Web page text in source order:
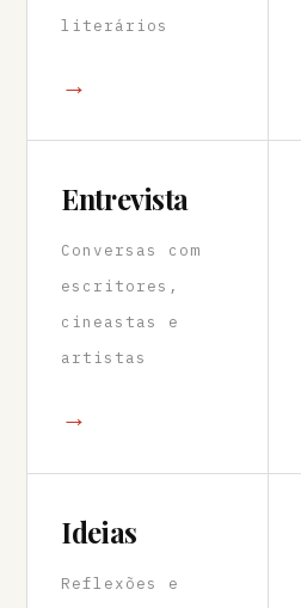
literários
→
Entrevista
Conversas com
escritores,
cineastas e
artistas
→
Ideias
Reflexões e